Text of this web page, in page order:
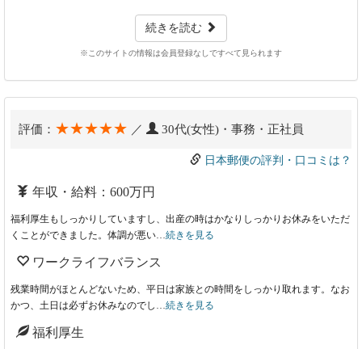
続きを読む
※このサイトの情報は会員登録なしですべて見られます
評価： ★★★★★ ／ 30代(女性)・事務・正社員
日本郵便の評判・口コミは？
年収・給料：600万円
福利厚生もしっかりしていますし、出産の時はかなりしっかりお休みをいただ
くことができました。体調が悪い… 続きを見る
ワークライフバランス
残業時間がほとんどないため、平日は家族との時間をしっかり取れます。なお
かつ、土日は必ずお休みなのでし… 続きを見る
福利厚生